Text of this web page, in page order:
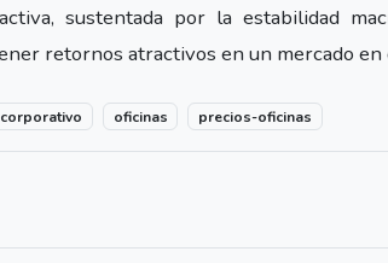
sustentada por la estabilidad
retornos atractivos en un mercado en
oficinas precios-oficinas